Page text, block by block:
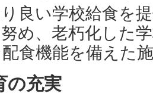
良い学校給食を
め、老朽化した
食機能を備えた
充実